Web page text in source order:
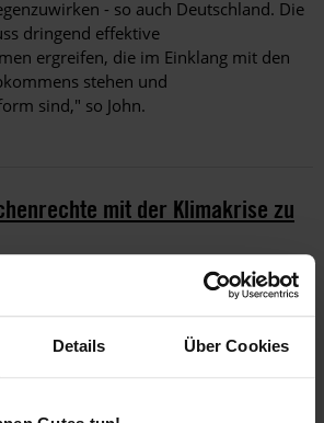
Details Über Cookies
- so auch Deutschland. Die
dringend effektive
ergreifen, die im Einklang mit den
stehen und
sind," so John.
mit der Klimakrise zu